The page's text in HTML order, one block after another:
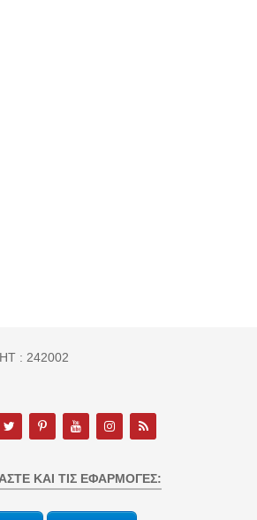
: 242002
ΚΑΙ ΤΙΣ ΕΦΑΡΜΟΓΈΣ: